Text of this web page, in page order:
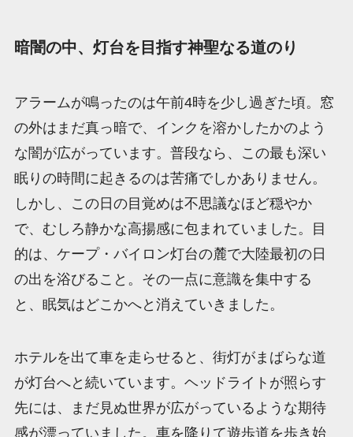
暗闇の中、灯台を目指す神聖なる道のり
アラームが鳴ったのは午前4時を少し過ぎた頃。窓
の外はまだ真っ暗で、インクを溶かしたかのよう
な闇が広がっています。普段なら、この最も深い
眠りの時間に起きるのは苦痛でしかありません。
しかし、この日の目覚めは不思議なほど穏やか
で、むしろ静かな高揚感に包まれていました。目
的は、ケープ・バイロン灯台の麓で大陸最初の日
の出を浴びること。その一点に意識を集中する
と、眠気はどこかへと消えていきました。
ホテルを出て車を走らせると、街灯がまばらな道
が灯台へと続いています。ヘッドライトが照らす
先には、まだ見ぬ世界が広がっているような期待
感が漂っていました。車を降りて遊歩道を歩き始